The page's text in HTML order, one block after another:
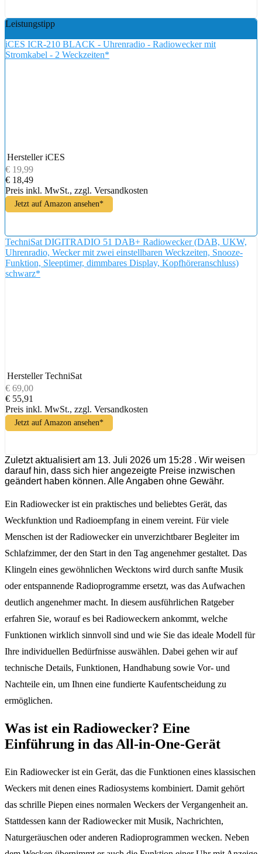
Leistungstipp
iCES ICR-210 BLACK - Uhrenradio - Radiowecker mit
Stromkabel - 2 Weckzeiten*
Hersteller iCES
€ 19,99
€ 18,49
Preis inkl. MwSt., zzgl. Versandkosten
Jetzt auf Amazon ansehen*
TechniSat DIGITRADIO 51 DAB+ Radiowecker (DAB, UKW,
Uhrenradio, Wecker mit zwei einstellbaren Weckzeiten, Snooze-
Funktion, Sleeptimer, dimmbares Display, Kopfhöreranschluss)
schwarz*
Hersteller TechniSat
€ 69,00
€ 55,91
Preis inkl. MwSt., zzgl. Versandkosten
Jetzt auf Amazon ansehen*
Zuletzt aktualisiert am 13. Juli 2026 um 15:28 . Wir weisen
darauf hin, dass sich hier angezeigte Preise inzwischen
geändert haben können. Alle Angaben ohne Gewähr.
Ein Radiowecker ist ein praktisches und beliebtes Gerät, das
Weckfunktion und Radioempfang in einem vereint. Für viele
Menschen ist der Radiowecker ein unverzichtbarer Begleiter im
Schlafzimmer, der den Start in den Tag angenehmer gestaltet. Das
Klingeln eines gewöhnlichen Wecktons wird durch sanfte Musik
oder entspannende Radioprogramme ersetzt, was das Aufwachen
deutlich angenehmer macht. In diesem ausführlichen Ratgeber
erfahren Sie, worauf es bei Radioweckern ankommt, welche
Funktionen wirklich sinnvoll sind und wie Sie das ideale Modell für
Ihre individuellen Bedürfnisse auswählen. Dabei gehen wir auf
technische Details, Funktionen, Handhabung sowie Vor- und
Nachteile ein, um Ihnen eine fundierte Kaufentscheidung zu
ermöglichen.
Was ist ein Radiowecker? Eine
Einführung in das All-in-One-Gerät
Ein Radiowecker ist ein Gerät, das die Funktionen eines klassischen
Weckers mit denen eines Radiosystems kombiniert. Damit gehört
das schrille Piepen eines normalen Weckers der Vergangenheit an.
Stattdessen kann der Radiowecker mit Musik, Nachrichten,
Naturgeräuschen oder anderen Radioprogrammen wecken. Neben